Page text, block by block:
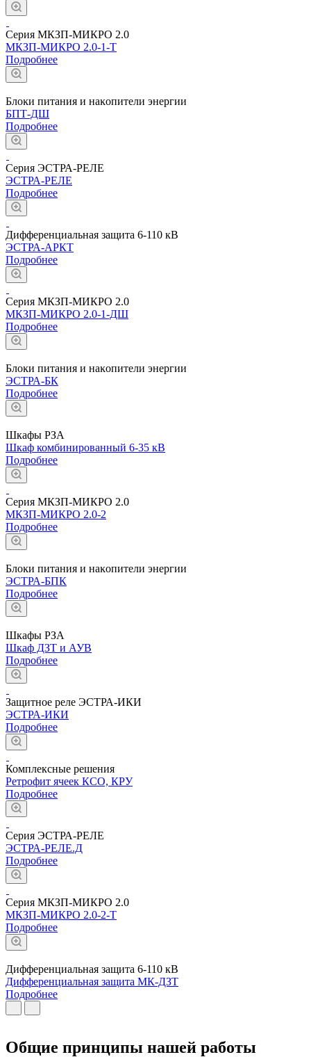
Серия МКЗП-МИКРО 2.0
МКЗП-МИКРО 2.0-1-Т
Подробнее
Блоĸи питания и наĸопители энергии
БПТ-ДШ
Подробнее
Серия ЭСТРА-РЕЛЕ
ЭСТРА-РЕЛЕ
Подробнее
Дифференциальная защита 6-110 кВ
ЭСТРА-АРКТ
Подробнее
Серия МКЗП-МИКРО 2.0
МКЗП-МИКРО 2.0-1-ДШ
Подробнее
Блоĸи питания и наĸопители энергии
ЭСТРА-БК
Подробнее
Шкафы РЗА
Шкаф комбинированный 6-35 кВ
Подробнее
Серия МКЗП-МИКРО 2.0
МКЗП-МИКРО 2.0-2
Подробнее
Блоĸи питания и наĸопители энергии
ЭСТРА-БПК
Подробнее
Шкафы РЗА
Шкаф ДЗТ и АУВ
Подробнее
Защитное реле ЭСТРА-ИКИ
ЭСТРА-ИКИ
Подробнее
Комплексные решения
Ретрофит ячеек КСО, КРУ
Подробнее
Серия ЭСТРА-РЕЛЕ
ЭСТРА-РЕЛЕ.Д
Подробнее
Серия МКЗП-МИКРО 2.0
МКЗП-МИКРО 2.0-2-Т
Подробнее
Дифференциальная защита 6-110 кВ
Дифференциальная защита МК-ДЗТ
Подробнее
Общие принципы нашей работы